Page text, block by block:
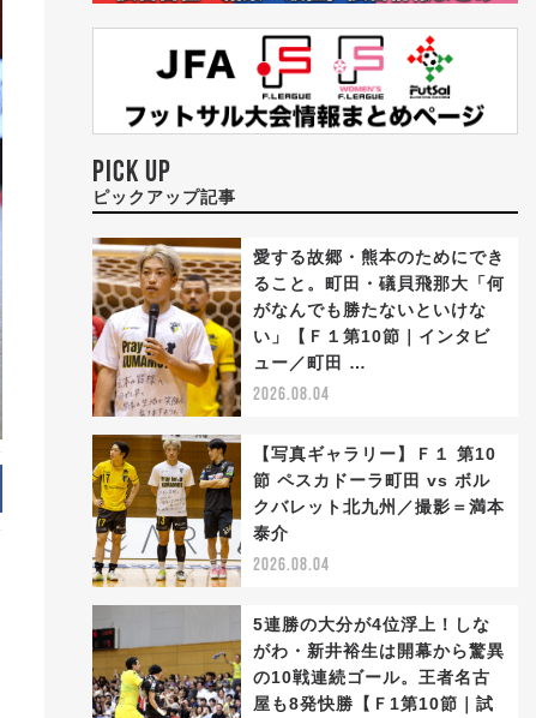
PICK UP
ピックアップ記事
愛する故郷・熊本のためにでき
ること。町田・礒貝飛那大「何
がなんでも勝たないといけな
い」【Ｆ１第10節｜インタビ
ュー／町田 …
2026.08.04
【写真ギャラリー】Ｆ１ 第10
節 ペスカドーラ町田 vs ボル
クバレット北九州／撮影＝満本
泰介
2026.08.04
5連勝の大分が4位浮上！しな
がわ・新井裕生は開幕から驚異
の10戦連続ゴール。王者名古
屋も8発快勝【Ｆ1第10節｜試